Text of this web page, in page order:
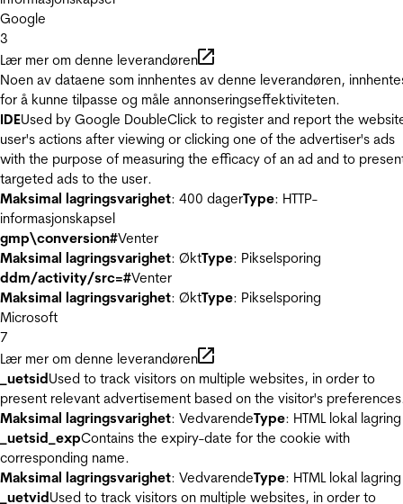
Google
3
Lær mer om denne leverandøren
Noen av dataene som innhentes av denne leverandøren,
for å kunne tilpasse og måle annonseringseffektiviteten.
IDEUsed by Google DoubleClick to register and report the
user's actions after viewing or clicking one of the advertiser's ads
with the purpose of measuring the efficacy of an ad and to
targeted ads to the user.
Maksimal lagringsvarighet: 400 dagerType: HTTP-
informasjonskapsel
gmp\conversion#Venter
Maksimal lagringsvarighet: ØktType: Pikselsporing
ddm/activity/src=#Venter
Maksimal lagringsvarighet: ØktType: Pikselsporing
Microsoft
7
Lær mer om denne leverandøren
_uetsidUsed to track visitors on multiple websites, in order to
present relevant advertisement based on the visitor's
Maksimal lagringsvarighet: VedvarendeType: HTML lokal lagring
_uetsid_expContains the expiry-date for the cookie with
corresponding name.
Maksimal lagringsvarighet: VedvarendeType: HTML lokal lagring
_uetvidUsed to track visitors on multiple websites, in order to